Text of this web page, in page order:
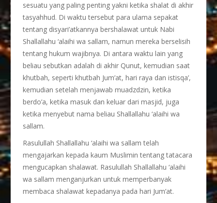
sesuatu yang paling penting yakni ketika shalat di akhir
tasyahhud. Di waktu tersebut para ulama sepakat
tentang disyari’atkannya bershalawat untuk Nabi
Shallallahu ‘alaihi wa sallam, namun mereka berselisih
tentang hukum wajibnya. Di antara waktu lain yang
beliau sebutkan adalah di akhir Qunut, kemudian saat
khutbah, seperti khutbah Jum’at, hari raya dan istisqa’,
kemudian setelah menjawab muadzdzin, ketika
berdo’a, ketika masuk dan keluar dari masjid, juga
ketika menyebut nama beliau Shallallahu ‘alaihi wa
sallam.
Rasulullah Shallallahu ‘alaihi wa sallam telah
mengajarkan kepada kaum Muslimin tentang tatacara
mengucapkan shalawat. Rasulullah Shallallahu ‘alaihi
wa sallam menganjurkan untuk memperbanyak
membaca shalawat kepadanya pada hari Jum’at.